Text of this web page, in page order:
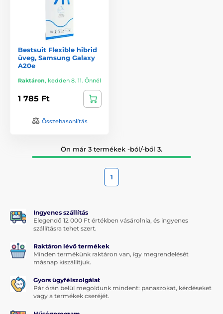
Bestsuit Flexible hibrid
üveg, Samsung Galaxy
A20e
Raktáron, kedden 8. 11. Önnél
1 785 Ft
Összehasonlítás
Ön már 3 termékek -ból/-ből 3.
1
Ingyenes szállítás
Elegendő 12 000 Ft értékben vásárolnia, és ingyenes
szállításra tehet szert.
Raktáron lévő termékek
Minden termékünk raktáron van, így megrendelését
másnap kiszállítjuk.
Gyors ügyfélszolgálat
Pár órán belül megoldunk mindent: panaszokat, kérdéseket
vagy a termékek cseréjét.